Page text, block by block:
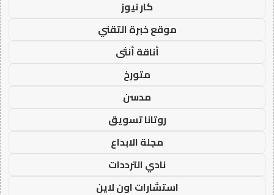
كار نيوز
موقع خبرة التقني
أناقة أنثى
متورخ
مدسن
روتانا تسويق
مجلة الابداع
نادي الترددات
استشارات اون لاين